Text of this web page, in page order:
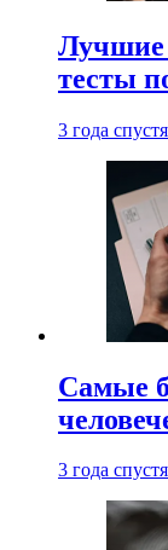
Лучшие
тесты
3 года спустя
Самые
3 года спустя